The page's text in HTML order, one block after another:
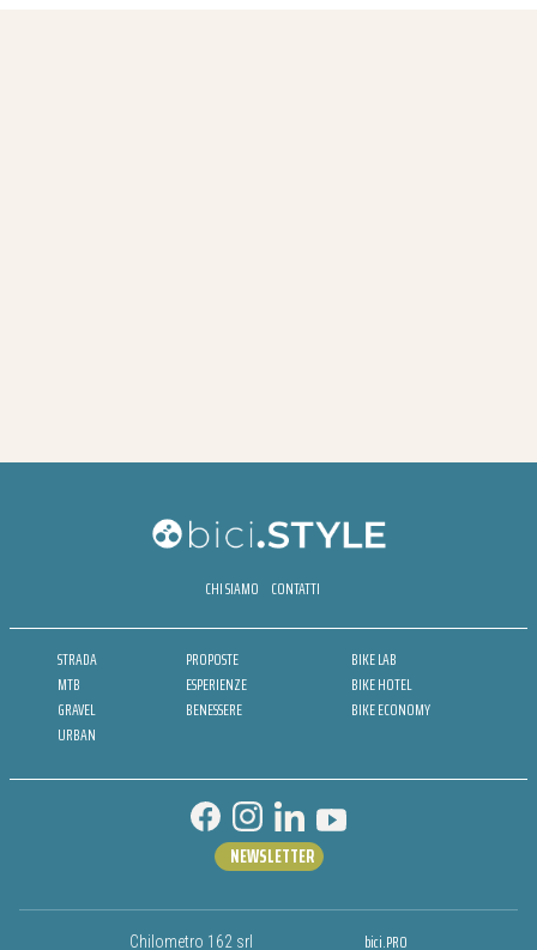
CHI SIAMO CONTATTI
STRADA
MTB
GRAVEL
URBAN
PROPOSTE
ESPERIENZE
BENESSERE
BIKE LAB
BIKE HOTEL
BIKE ECONOMY
Chilometro 162 srl bici.PRO
NEWSLETTER